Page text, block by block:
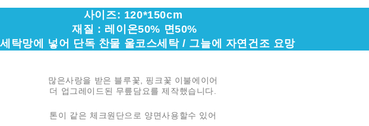
사이즈: 120*150cm
재질 : 레이온50% 면50%
탁망에 넣어 단독 찬물 울코스세탁 / 그늘에 자연건조 요망
많은사랑을 받은 블루꽃, 핑크꽃 이불에이어
더 업그레이드된 무릎담요를 제작했습니다.
톤이 같은 체크원단으로 양면사용할수 있어